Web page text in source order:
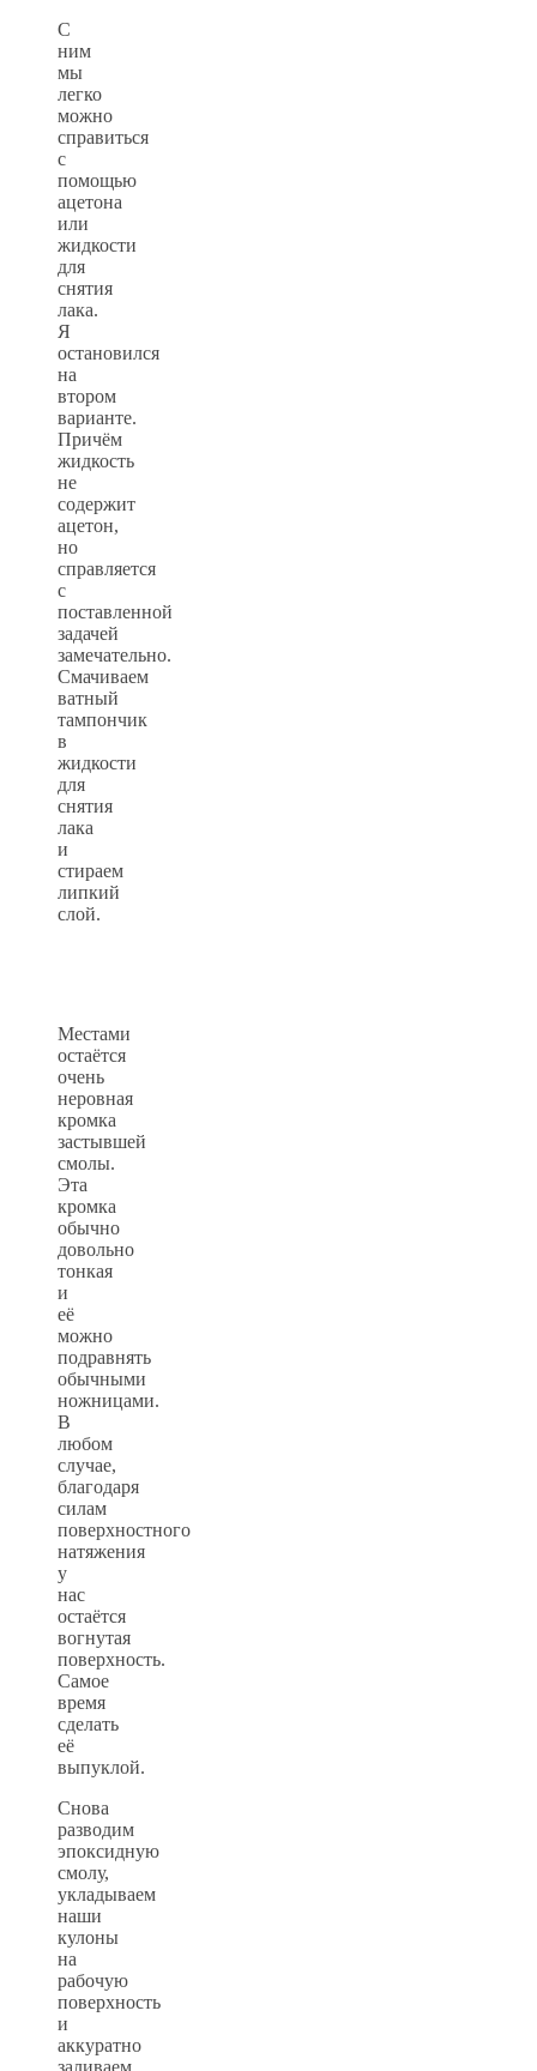
С
ним
мы
легко
можно
справиться
с
помощью
ацетона
или
жидкости
для
снятия
лака.
Я
остановился
на
втором
варианте.
Причём
жидкость
не
содержит
ацетон,
но
справляется
с
поставленной
задачей
замечательно.
Смачиваем
ватный
тампончик
в
жидкости
для
снятия
лака
и
стираем
липкий
слой.
Местами
остаётся
очень
неровная
кромка
застывшей
смолы.
Эта
кромка
обычно
довольно
тонкая
и
её
можно
подравнять
обычными
ножницами.
В
любом
случае,
благодаря
силам
поверхностного
натяжения
у
нас
остаётся
вогнутая
поверхность.
Самое
время
сделать
её
выпуклой.
Снова
разводим
эпоксидную
смолу,
укладываем
наши
кулоны
на
рабочую
поверхность
и
аккуратно
заливаем